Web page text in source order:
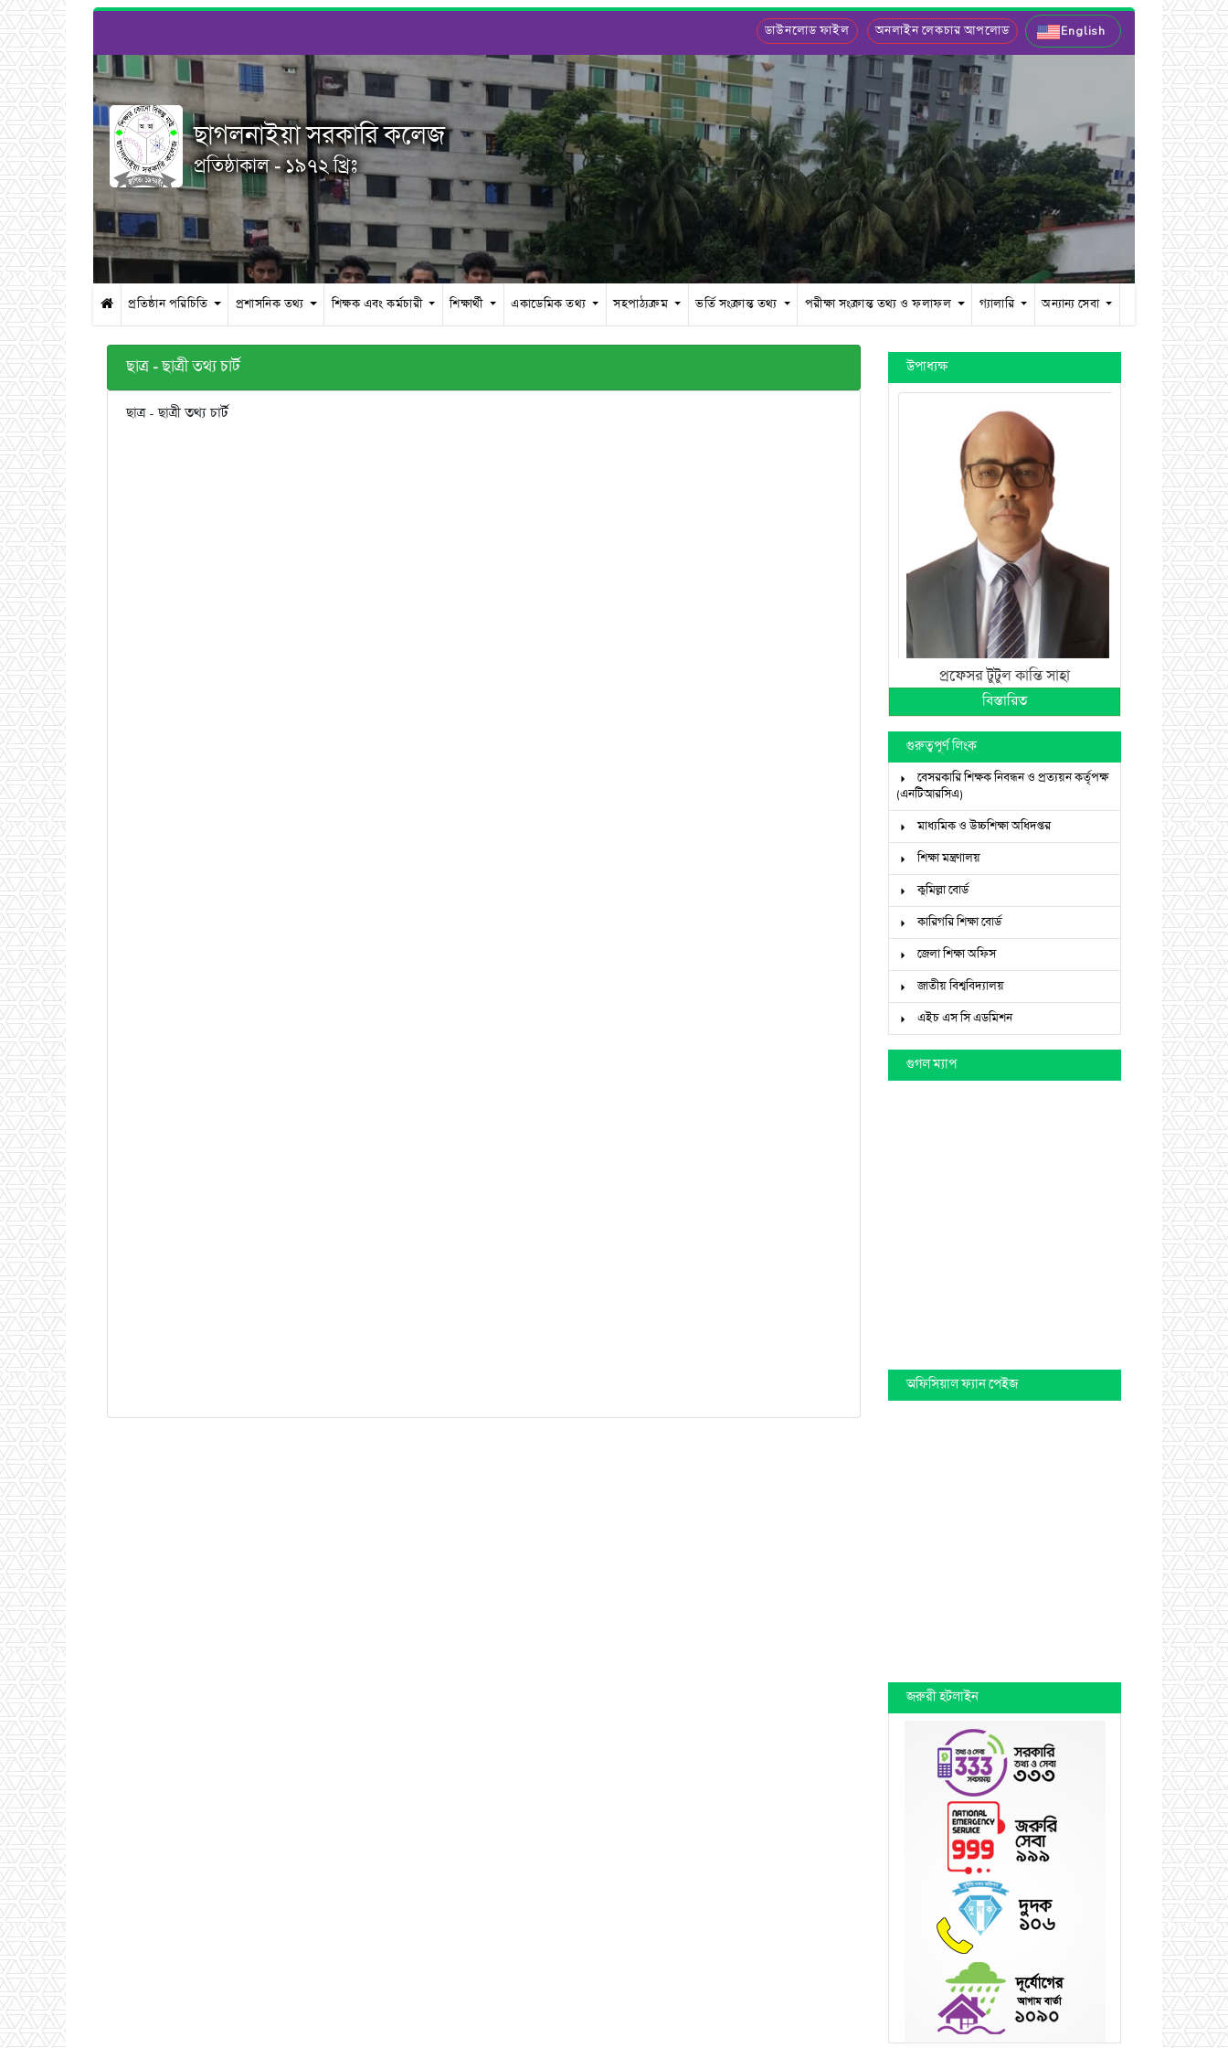
ডাউনলোড ফাইল অনলাইন লেকচার আপলোড English
ছাগলনাইয়া সরকারি কলেজ
প্রতিষ্ঠাকাল - ১৯৭২ খ্রিঃ
প্রতিষ্ঠান পরিচিতি প্রশাসনিক তথ্য শিক্ষক এবং কর্মচারী শিক্ষার্থী একাডেমিক তথ্য সহপাঠ্যক্রম ভর্তি সংক্রান্ত তথ্য পরীক্ষা সংক্রান্ত তথ্য ও ফলাফল গ্যালারি অন্যান্য সেবা
ছাত্র - ছাত্রী তথ্য চার্ট
ছাত্র - ছাত্রী তথ্য চার্ট
উপাধ্যক্ষ
প্রফেসর টুটুল কান্তি সাহা
বিস্তারিত
গুরুত্বপূর্ণ লিংক
বেসরকারি শিক্ষক নিবন্ধন ও প্রত্যয়ন কর্তৃপক্ষ
(এনটিআরসিএ)
মাধ্যমিক ও উচ্চশিক্ষা অধিদপ্তর
শিক্ষা মন্ত্রণালয়
কুমিল্লা বোর্ড
কারিগরি শিক্ষা বোর্ড
জেলা শিক্ষা অফিস
জাতীয় বিশ্ববিদ্যালয়
এইচ এস সি এডমিশন
গুগল ম্যাপ
অফিসিয়াল ফ্যান পেইজ
জরুরী হটলাইন